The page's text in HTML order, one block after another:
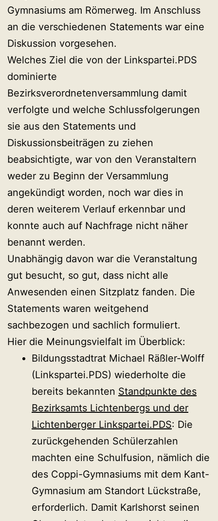
Gymnasiums am Römerweg. Im Anschluss
an die verschiedenen Statements war eine
Diskussion vorgesehen.
Welches Ziel die von der Linkspartei.PDS
dominierte
Bezirksverordnetenversammlung damit
verfolgte und welche Schlussfolgerungen
sie aus den Statements und
Diskussionsbeiträgen zu ziehen
beabsichtigte, war von den Veranstaltern
weder zu Beginn der Versammlung
angekündigt worden, noch war dies in
deren weiterem Verlauf erkennbar und
konnte auch auf Nachfrage nicht näher
benannt werden.
Unabhängig davon war die Veranstaltung
gut besucht, so gut, dass nicht alle
Anwesenden einen Sitzplatz fanden. Die
Statements waren weitgehend
sachbezogen und sachlich formuliert.
Hier die Meinungsvielfalt im Überblick:
Bildungsstadtrat Michael Räßler-Wolff
(Linkspartei.PDS) wiederholte die
bereits bekannten Standpunkte des
Bezirksamts Lichtenbergs und der
Lichtenberger Linkspartei.PDS: Die
zurückgehenden Schülerzahlen
machten eine Schulfusion, nämlich die
des Coppi-Gymnasiums mit dem Kant-
Gymnasium am Standort Lückstraße,
erforderlich. Damit Karlshorst seinen